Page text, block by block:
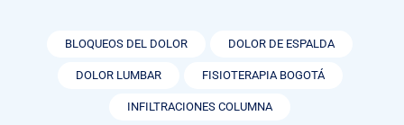
BLOQUEOS DEL DOLOR DOLOR DE ESPALDA
DOLOR LUMBAR FISIOTERAPIA BOGOTÁ
INFILTRACIONES COLUMNA